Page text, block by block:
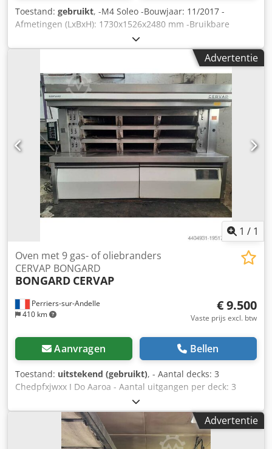
Toestand: gebruikt, -M4 Soleo -Bouwjaar: 11/2017 -
Afmetingen (LxBxH): 1730x1526x2480 mm -Bruikbare
bakbreedte: 1370 mm -Bruikbare bakdiepte: 965 mm -
Bakoppervlak per etage: 1,32 m² -Aantal platen per etage:
Cjdpfowxwbpex Aaroha - 4 van 400 x 600 - 4 van 460 x 660
- 3 van 460 x 760 - 2 van GN 530 x 650 -
Verwarmingsvermogen: 30 kW -Aansluitwaarde: 19 kW -
Spanning: 400 V / 3 FASE+N / 50-60 Hz -Gewicht: 759 kg
Advertentie
1 / 1
Perriers-sur-Andelle
410 km
Oven met 9 gas- of oliebranders
CERVAP BONGARD
BONGARD CERVAP
€ 9.500
Vaste prijs excl. btw
Aanvragen Bellen
Toestand: uitstekend (gebruikt), - Aantal decks: 3
Chedpfxjwxx I Do Aaroa - Aantal uitgangen per deck: 3
(totaal 9 uitgangen) - Breedte: 750 mm - Diepte: 2.650 mm -
Wordt geleverd met gasbrander
Advertentie